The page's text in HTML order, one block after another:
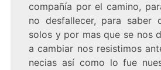
compañía por el camino,
no desfallecer, para saber
solos y por mas que se nos
a cambiar nos resistimos
necias así como lo fue